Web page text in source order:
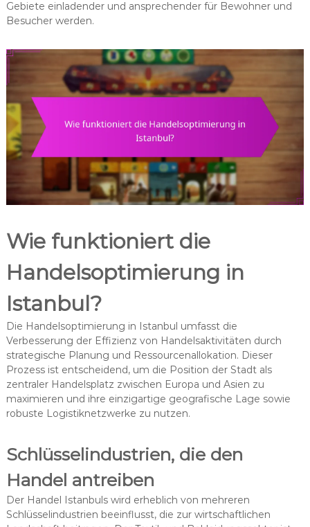
Gebiete einladender und ansprechender für Bewohner und
Besucher werden.
Wie funktioniert die
Handelsoptimierung in
Istanbul?
Die Handelsoptimierung in Istanbul umfasst die
Verbesserung der Effizienz von Handelsaktivitäten durch
strategische Planung und Ressourcenallokation. Dieser
Prozess ist entscheidend, um die Position der Stadt als
zentraler Handelsplatz zwischen Europa und Asien zu
maximieren und ihre einzigartige geografische Lage sowie
robuste Logistiknetzwerke zu nutzen.
Schlüsselindustrien, die den
Handel antreiben
Der Handel Istanbuls wird erheblich von mehreren
Schlüsselindustrien beeinflusst, die zur wirtschaftlichen